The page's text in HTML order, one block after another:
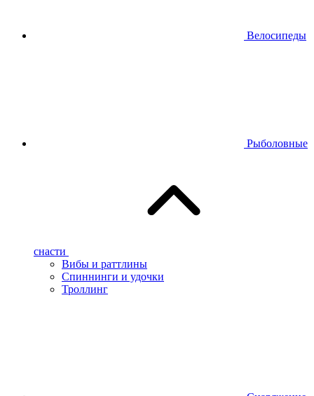
Велосипеды
Рыболовные
снасти
Вибы и раттлины
Спиннинги и удочки
Троллинг